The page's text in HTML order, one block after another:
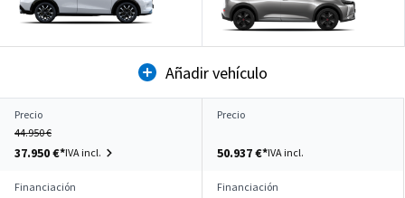
Añadir vehículo
Precio
44.950 €
37.950 €*IVA incl.
Precio
50.937 €*IVA incl.
Financiación Financiación